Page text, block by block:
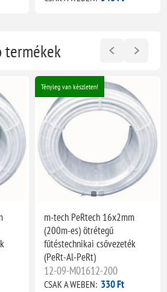
termékek
Tényleg van készleten!
m-tech PeRtech 16x2mm
(200m-es) ötrétegű
fűtéstechnikai csővezeték
(PeRt-Al-PeRt)
12-09-M01612-200
CSAK A WEBEN: 330 Ft